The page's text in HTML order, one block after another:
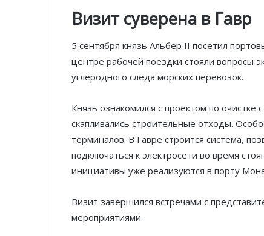
Визит суверена в Гавр
5 сентября князь Альбер II посетил
центре рабочей поездки стояли вопросы
углеродного следа морских перевозок.
Князь ознакомился с проектом по
скапливались строительные отходы.
терминалов. В Гавре строится система,
подключаться к электросети во время
инициативы уже реализуются в порту
Визит завершился встречами с
мероприятиями.